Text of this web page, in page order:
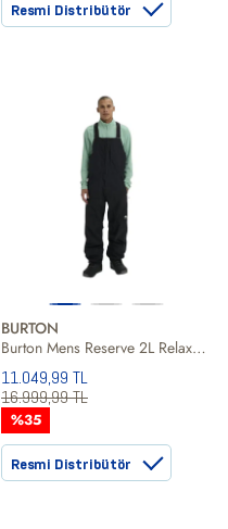
Resmi Distribütör
BURTON
Burton Mens Reserve 2L Relaxed Bib Erkek Siyah Snowboard Pantolonu
11.049,99 TL
16.999,99 TL
%35
Resmi Distribütör